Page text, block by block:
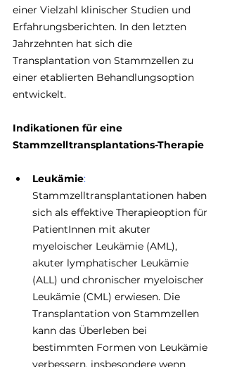
einer Vielzahl klinischer Studien und
Erfahrungsberichten. In den letzten
Jahrzehnten hat sich die
Transplantation von Stammzellen zu
einer etablierten Behandlungsoption
entwickelt.
Indikationen für eine
Stammzelltransplantations-Therapie
Leukämie:
Stammzelltransplantationen haben
sich als effektive Therapieoption für
PatientInnen mit akuter
myeloischer Leukämie (AML),
akuter lymphatischer Leukämie
(ALL) und chronischer myeloischer
Leukämie (CML) erwiesen. Die
Transplantation von Stammzellen
kann das Überleben bei
bestimmten Formen von Leukämie
verbessern, insbesondere wenn